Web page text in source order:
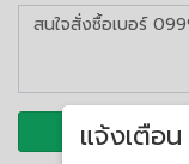
แจ้งเตือน